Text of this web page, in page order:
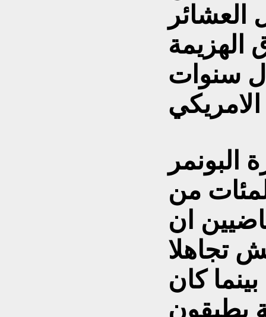
العشائر
الهزيمة
سنوات
من
ان
تجاهلا
كان
يطبقون